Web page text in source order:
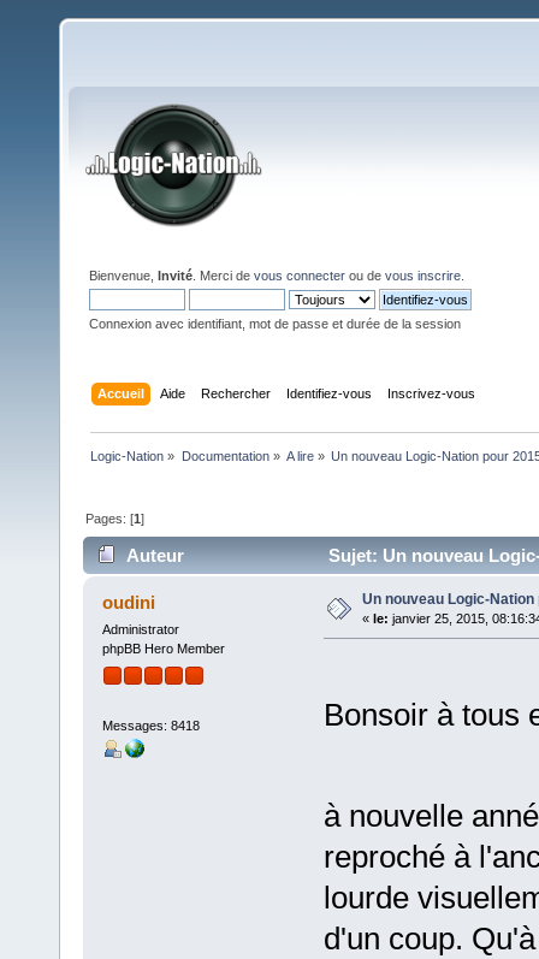
Bienvenue, Invité . Merci de vous connecter ou de vous inscrire
Connexion avec identifiant, mot de passe et durée de la session
Accueil Aide Rechercher Identifiez-vous Inscrivez-vous
Logic-Nation » Documentation» A lire» Un nouveau Logic-Nation pour
Pages: [1]
Auteur Sujet: Un nouveau
oudini
Administrator
phpBB Hero Member
Messages: 8418
Un nouveau Logic-Nation
« le: janvier 25, 2015,
Bonsoir à tous
à nouvelle
reproché à
lourde
d'un coup.